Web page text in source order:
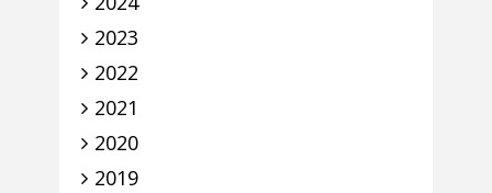
2023
2022
2021
2020
2019